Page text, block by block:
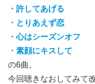
・許してあげる
・とりあえず恋
・心はシーズンオフ
・素顔にキスして
の6曲。
今回聴きなおしてみて